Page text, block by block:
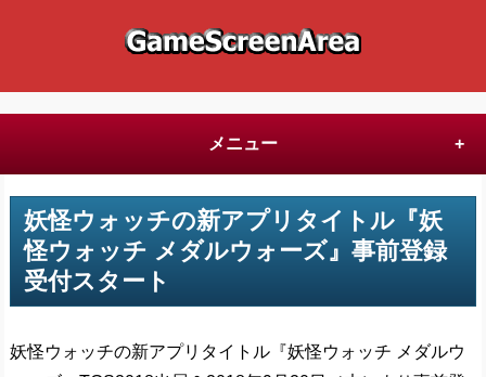
メニュー
妖怪ウォッチの新アプリタイトル『妖
怪ウォッチ メダルウォーズ』事前登録
受付スタート
妖怪ウォッチの新アプリタイトル『妖怪ウォッチ メダルウ